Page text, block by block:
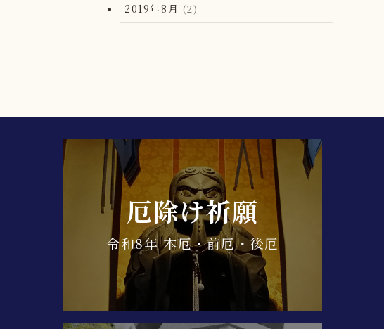
2019年8月 (2)
厄除け祈願
令和8年 本厄・前厄・後厄